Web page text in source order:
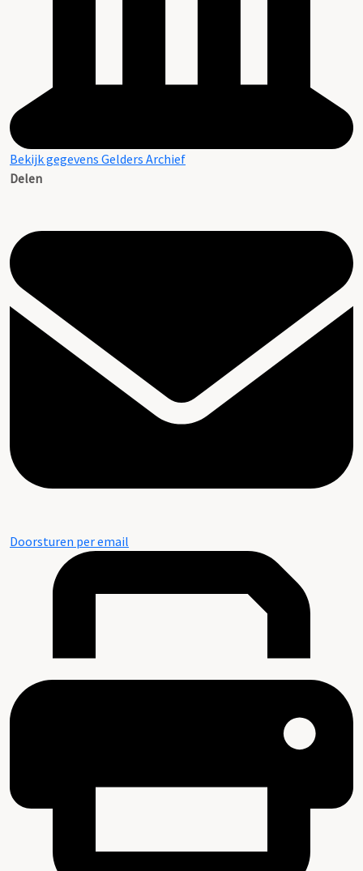
Bekijk gegevens Gelders Archief
Delen
Doorsturen per email